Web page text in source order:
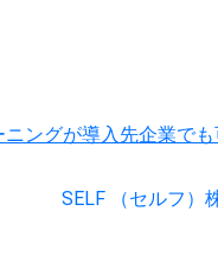
ングが導入先企業で
SELF （セルフ）